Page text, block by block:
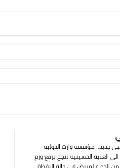
جديد.. مؤسسة وارث الدولية
الى العتبة الحسينية تنجح برفع ورم